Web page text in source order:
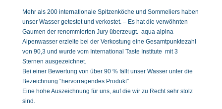
Mehr als 200 internationale Spitzenköche und Sommeliers haben
unser Wasser getestet und verkostet. – Es hat die verwöhnten
Gaumen der renommierten Jury überzeugt. aqua alpina
Alpenwasser erzielte bei der Verkostung eine Gesamtpunktezahl
von 90,3 und wurde vom International Taste Institute mit 3
Sternen ausgezeichnet.
Bei einer Bewertung von über 90 % fällt unser Wasser unter die
Bezeichnung “hervorragendes Produkt”.
Eine hohe Auszeichnung für uns, auf die wir zu Recht sehr stolz
sind.